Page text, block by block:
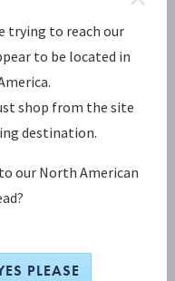
trying to reach our
to be located in
shop from the site
destination.
our North American
PLEASE